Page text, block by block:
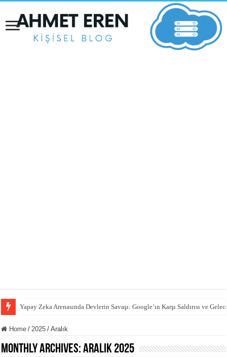
Yapay Zeka Arenasında Devlerin Savaşı: Google’ın Karşı Saldırısı ve
Home / 2025 / Aralık
Monthly Archives:Aralık 2025